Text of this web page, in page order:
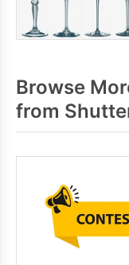
Browse
from